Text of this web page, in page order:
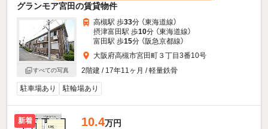
グランモア宮田の賃貸物件
すべての写真
高槻駅 歩33分 （東海道線）
摂津富田駅 歩10分 （東海道線）
富田駅 歩15分 （阪急京都線）
大阪府高槻市宮田町３丁目3番10号
2階建 / 17年11ヶ月 / 軽量鉄骨
駐車場あり 駐輪場あり
新着 10.4万円